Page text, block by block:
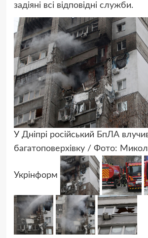
задіяні всі відповідні служби.
У Дніпрі російський БпЛА
багатоповерхівку / Фото:
Укрінформ